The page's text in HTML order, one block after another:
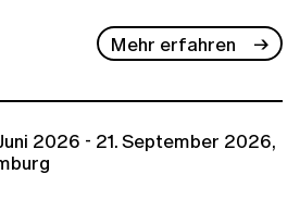
Mehr erfahren
2026 - 21. September 2026,